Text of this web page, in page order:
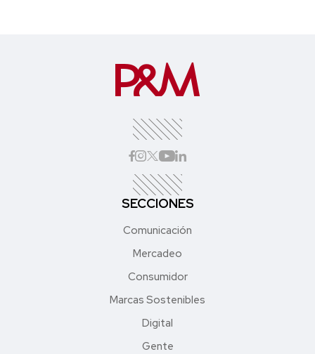
SECCIONES
Comunicación
Mercadeo
Consumidor
Marcas Sostenibles
Digital
Gente